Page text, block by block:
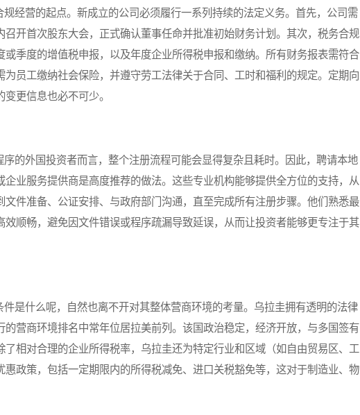
营的起点。新成立的公司必须履行一系列持续的法定义务。首先，公司需
开首次股东大会，正式确认董事任命并批准初始财务计划。其次，税务合规
或季度的增值税申报，以及年度企业所得税申报和缴纳。所有财务报表需符合
员工缴纳社会保险，并遵守劳工法律关于合同、工时和福利的规定。定期向
更信息也必不可少。
外国投资者而言，整个注册流程可能会显得复杂且耗时。因此，聘请本地
业服务提供商是高度推荐的做法。这些专业机构能够提供全方位的支持，从
件准备、公证安排、与政府部门沟通，直至完成所有注册步骤。他们熟悉最
顺畅，避免因文件错误或程序疏漏导致延误，从而让投资者能够更专注于其
什么呢，自然也离不开对其整体营商环境的考量。乌拉圭拥有透明的法律
营商环境排名中常年位居拉美前列。该国政治稳定，经济开放，与多国签有
相对合理的企业所得税率，乌拉圭还为特定行业和区域（如自由贸易区、工
惠政策，包括一定期限内的所得税减免、进口关税豁免等，这对于制造业、物